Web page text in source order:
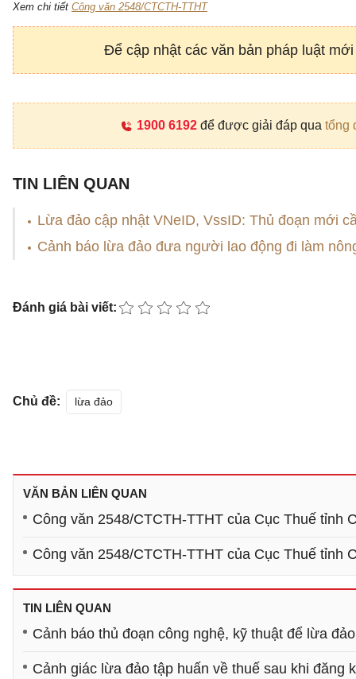
Xem chi tiết Công văn 2548/CTCTH-TTHT
Để cập nhật các văn bản pháp luật
1900 6192để được giải đáp qua tổng
TIN LIÊN QUAN
Lừa đảo cập nhật VNeID, VssID: Thủ đoạn mới
Cảnh báo lừa đảo đưa người lao động đi làm
Đánh giá bài viết:
Chủ đề: lừa đảo
VĂN BẢN LIÊN QUAN
Công văn 2548/CTCTH-TTHT của Cục Thuế
Công văn 2548/CTCTH-TTHT của Cục Thuế
TIN LIÊN QUAN
Cảnh báo thủ đoạn công nghệ, kỹ thuật để lừa
Cảnh giác lừa đảo tập huấn về thuế sau khi đăng